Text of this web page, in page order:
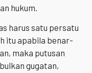
hukum.
harus satu persatu
itu apabila benar-
maka putusan
gugatan,